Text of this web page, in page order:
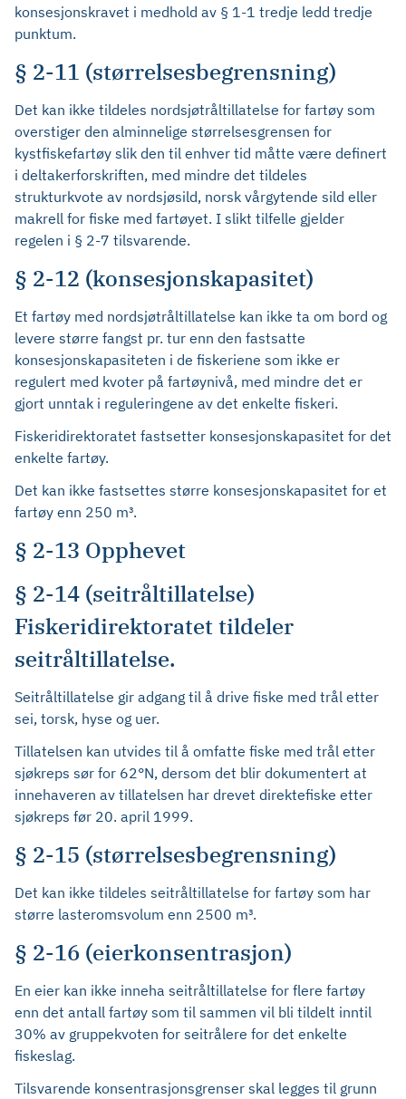
konsesjonskravet i medhold av § 1-1 tredje ledd tredje
punktum.
§ 2-11 (størrelsesbegrensning)
Det kan ikke tildeles nordsjøtråltillatelse for fartøy som
overstiger den alminnelige størrelsesgrensen for
kystfiskefartøy slik den til enhver tid måtte være definert
i deltakerforskriften, med mindre det tildeles
strukturkvote av nordsjøsild, norsk vårgytende sild eller
makrell for fiske med fartøyet. I slikt tilfelle gjelder
regelen i § 2-7 tilsvarende.
§ 2-12 (konsesjonskapasitet)
Et fartøy med nordsjøtråltillatelse kan ikke ta om bord og
levere større fangst pr. tur enn den fastsatte
konsesjonskapasiteten i de fiskeriene som ikke er
regulert med kvoter på fartøynivå, med mindre det er
gjort unntak i reguleringene av det enkelte fiskeri.
Fiskeridirektoratet fastsetter konsesjonskapasitet for det
enkelte fartøy.
Det kan ikke fastsettes større konsesjonskapasitet for et
fartøy enn 250 m³.
§ 2-13 Opphevet
§ 2-14 (seitråltillatelse)
Fiskeridirektoratet tildeler
seitråltillatelse.
Seitråltillatelse gir adgang til å drive fiske med trål etter
sei, torsk, hyse og uer.
Tillatelsen kan utvides til å omfatte fiske med trål etter
sjøkreps sør for 62°N, dersom det blir dokumentert at
innehaveren av tillatelsen har drevet direktefiske etter
sjøkreps før 20. april 1999.
§ 2-15 (størrelsesbegrensning)
Det kan ikke tildeles seitråltillatelse for fartøy som har
større lasteromsvolum enn 2500 m³.
§ 2-16 (eierkonsentrasjon)
En eier kan ikke inneha seitråltillatelse for flere fartøy
enn det antall fartøy som til sammen vil bli tildelt inntil
30% av gruppekvoten for seitrålere for det enkelte
fiskeslag.
Tilsvarende konsentrasjonsgrenser skal legges til grunn